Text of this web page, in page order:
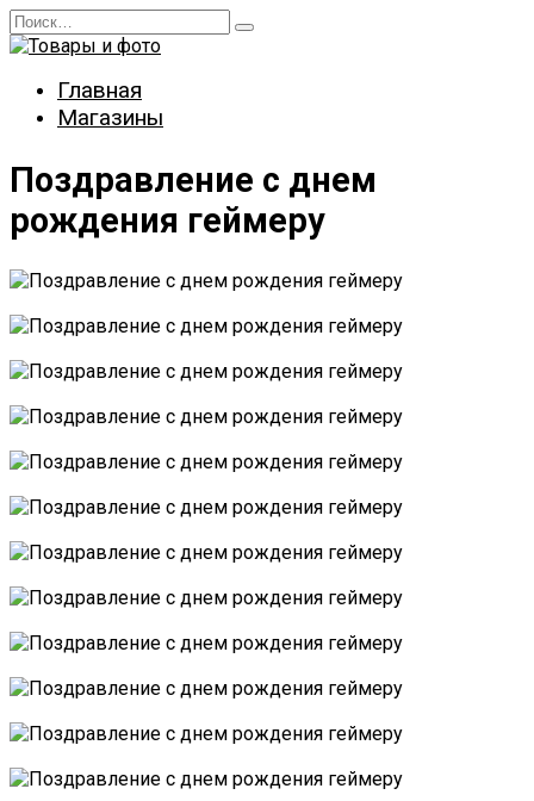
Перейти
к
Search
for:
Главная
Магазины
Поздравление с днем
рождения геймеру